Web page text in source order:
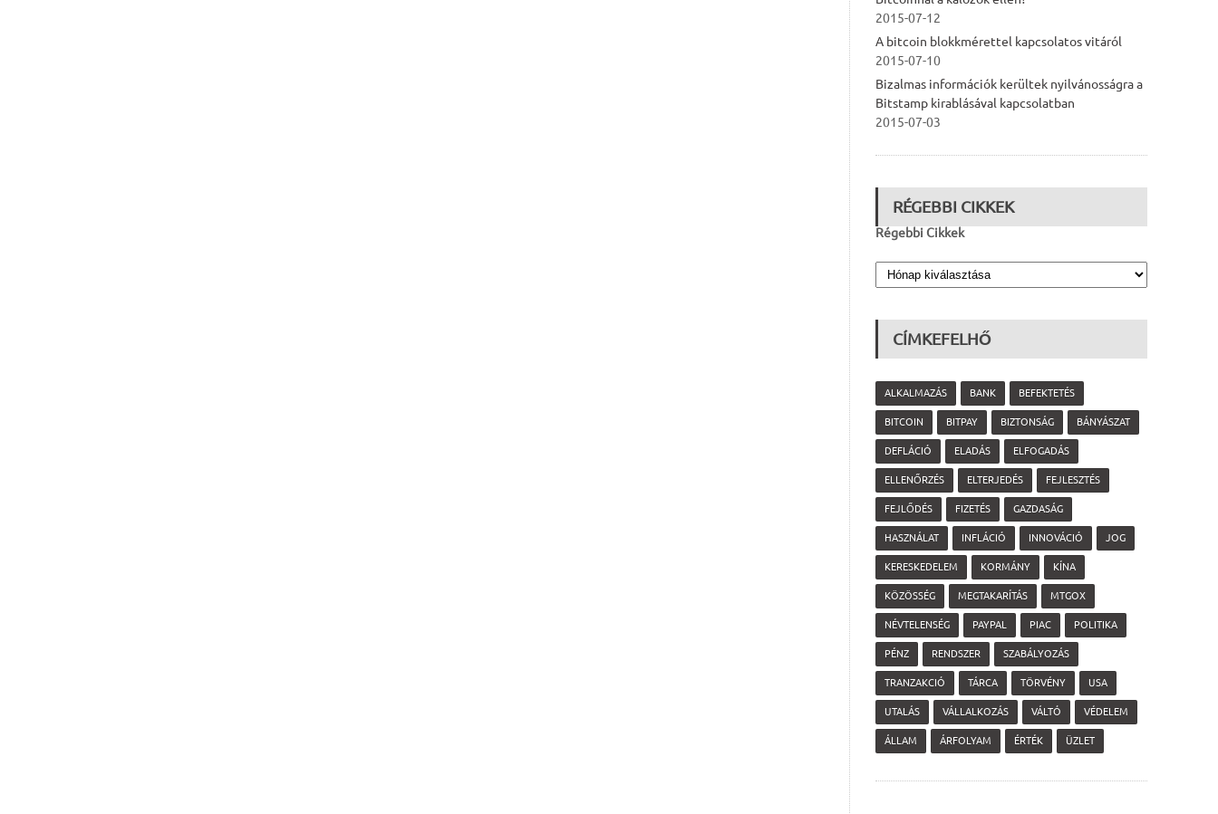
2015-07-12
A bitcoin blokkmérettel kapcsolatos vitáról
2015-07-10
Bizalmas információk kerültek nyilvánosságra a
Bitstamp kirablásával kapcsolatban
2015-07-03
RÉGEBBI CIKKEK
Régebbi Cikkek
CÍMKEFELHŐ
ALKALMAZÁS BANK BEFEKTETÉS
BITCOIN BITPAY BIZTONSÁG BÁNYÁSZAT
DEFLÁCIÓ ELADÁS ELFOGADÁS
ELLENŐRZÉS ELTERJEDÉS FEJLESZTÉS
FEJLŐDÉS FIZETÉS GAZDASÁG
HASZNÁLAT INFLÁCIÓ INNOVÁCIÓ JOG
KERESKEDELEM KORMÁNY KÍNA
KÖZÖSSÉG MEGTAKARÍTÁS MTGOX
NÉVTELENSÉG PAYPAL PIAC POLITIKA
PÉNZ RENDSZER SZABÁLYOZÁS
TRANZAKCIÓ TÁRCA TÖRVÉNY USA
UTALÁS VÁLLALKOZÁS VÁLTÓ VÉDELEM
ÁLLAM ÁRFOLYAM ÉRTÉK ÜZLET